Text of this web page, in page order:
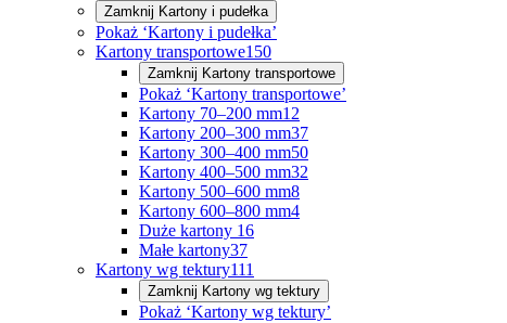
Zamknij Kartony i pudełka
Pokaż ‘Kartony i pudełka’
Kartony transportowe150
Zamknij Kartony transportowe
Pokaż ‘Kartony transportowe’
Kartony 70–200 mm12
Kartony 200–300 mm37
Kartony 300–400 mm50
Kartony 400–500 mm32
Kartony 500–600 mm8
Kartony 600–800 mm4
Duże kartony 16
Małe kartony37
Kartony wg tektury111
Zamknij Kartony wg tektury
Pokaż ‘Kartony wg tektury’